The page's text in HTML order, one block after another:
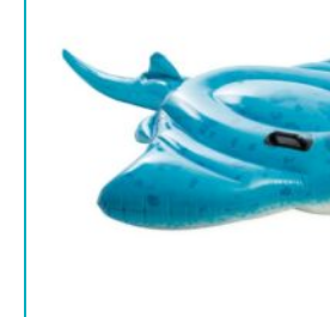
129,000.
109,000.